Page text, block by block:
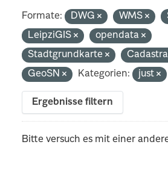
Formate: DWG WMS
LeipziGIS
opendata
Stadtgrundkarte
GeoSN
Kategorien: just
Ergebnisse filtern
Bitte versuch es mit einer